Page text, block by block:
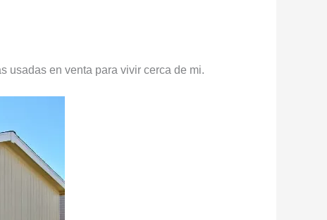
usadas en venta para vivir cerca de mi.